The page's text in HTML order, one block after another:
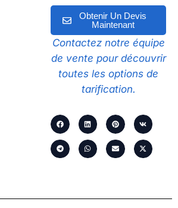
Obtenir Un Devis
Maintenant
Contactez notre équipe
de vente pour découvrir
toutes les options de
tarification.